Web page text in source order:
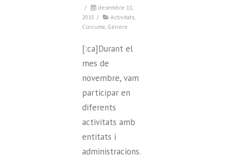
/
desembre 11,
2015 / Activitats,
Cúrcuma, Gènere
[:ca]Durant el
mes de
novembre, vam
participar en
diferents
activitats amb
entitats i
administracions.